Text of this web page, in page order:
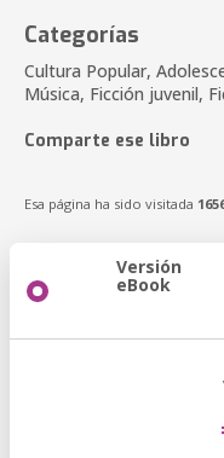
Categorías
Cultura Popular,
Música, Ficción juvenil,
Comparte ese libro
Esa página ha sido visitada
Versión
eBook